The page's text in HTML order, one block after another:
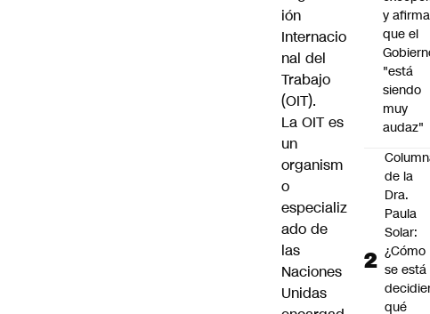
ión
Internacio
nal del
Trabajo
(OIT).
La OIT es
un
organism
o
especializ
ado de
las
Naciones
Unidas
y afirma
que el
"está
siendo
muy
audaz"
de la
Dra.
Paula
Solar:
¿Cómo
se está
qué